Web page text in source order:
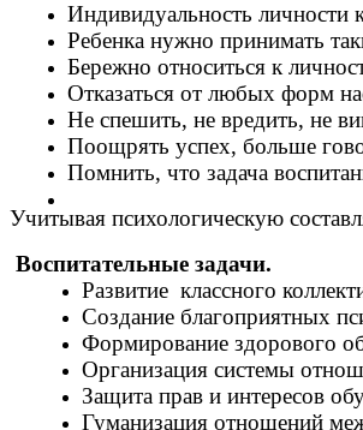
Индивидуальность личности
Ребенка нужно принимать
Бережно относиться к
Отказаться от любых форм
Не спешить, не вредить, не
Поощрять успех, больше
Помнить, что задача
Учитывая психологическую
Воспитательные задачи.
Развитие классного
Создание благоприятных
Формирование здорового
Организация системы
Защита прав и интересов
Гуманизация отношений